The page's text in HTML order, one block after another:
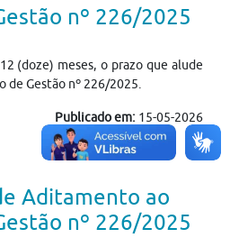
nº 226/2025
(doze) meses, o prazo que alude
de Gestão nº 226/2025.
Publicado em: 15-05-2026
Aditamento ao
nº 226/2025